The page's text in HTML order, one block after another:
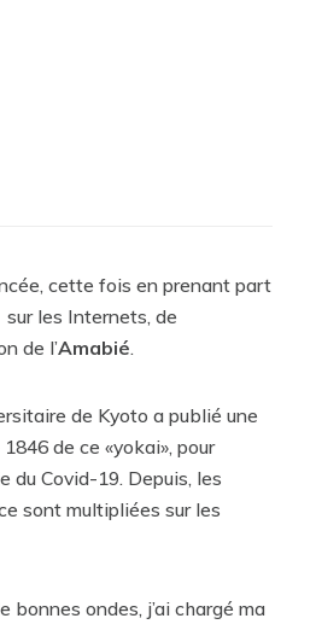
cette fois en prenant part
les Internets, de
de l’Amabié.
de Kyoto a publié une
de ce «yokai», pour
du Covid-19. Depuis, les
sont multipliées sur les
bonnes ondes, j’ai chargé ma